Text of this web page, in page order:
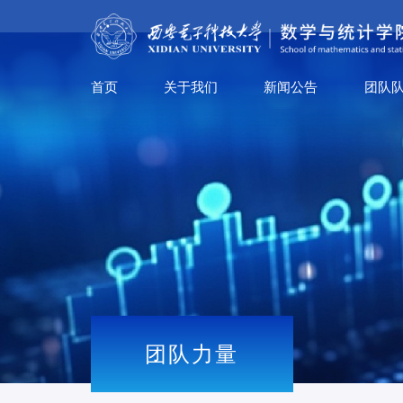
首页 关于我们 新闻公告 团队
团队力量